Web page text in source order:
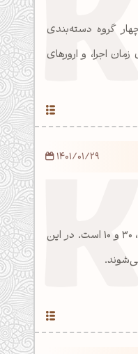
گروه دسته‌بندی
اجرا، و ارورهای
انتخاب اصولی پالت رنگ مناسب در دنیای گرافیک تحت قانون ۶۰، ۳۰ و ۱۰ است. در این
1401/01/29